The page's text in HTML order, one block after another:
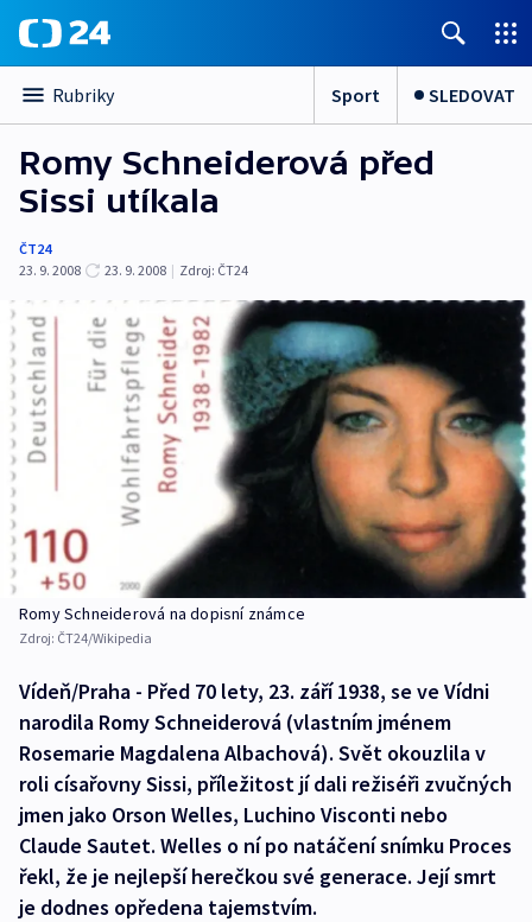
Rubriky Sport SLEDOVAT
Romy Schneiderová před
Sissi utíkala
ČT24
23. 9. 2008
23. 9. 2008 | Zdroj: ČT24
Romy Schneiderová na dopisní známce
Zdroj: ČT24/Wikipedia
Vídeň/Praha - Před 70 lety, 23. září 1938, se ve Vídni
narodila Romy Schneiderová (vlastním jménem
Rosemarie Magdalena Albachová). Svět okouzlila v
roli císařovny Sissi, příležitost jí dali režiséři zvučných
jmen jako Orson Welles, Luchino Visconti nebo
Claude Sautet. Welles o ní po natáčení snímku Proces
řekl, že je nejlepší herečkou své generace. Její smrt
je dodnes opředena tajemstvím.